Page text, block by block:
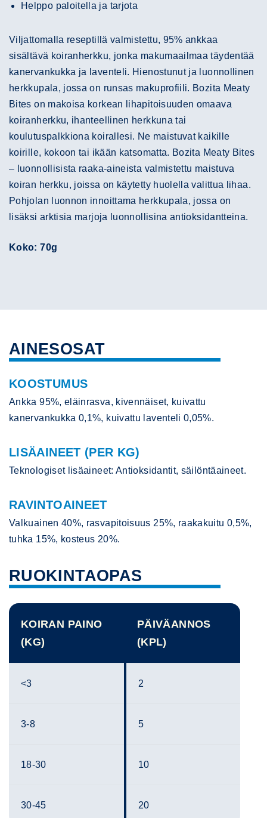
Helppo paloitella ja tarjota
Viljattomalla reseptillä valmistettu, 95% ankkaa
sisältävä koiranherkku, jonka makumaailmaa täydentää
kanervankukka ja laventeli. Hienostunut ja luonnollinen
herkkupala, jossa on runsas makuprofiili. Bozita Meaty
Bites on makoisa korkean lihapitoisuuden omaava
koiranherkku, ihanteellinen herkkuna tai
koulutuspalkkiona koirallesi. Ne maistuvat kaikille
koirille, kokoon tai ikään katsomatta. Bozita Meaty Bites
– luonnollisista raaka-aineista valmistettu maistuva
koiran herkku, joissa on käytetty huolella valittua lihaa.
Pohjolan luonnon innoittama herkkupala, jossa on
lisäksi arktisia marjoja luonnollisina antioksidantteina.
Koko: 70g
AINESOSAT
KOOSTUMUS
Ankka 95%, eläinrasva, kivennäiset, kuivattu
kanervankukka 0,1%, kuivattu laventeli 0,05%.
LISÄAINEET (PER KG)
Teknologiset lisäaineet: Antioksidantit, säilöntäaineet.
RAVINTOAINEET
Valkuainen 40%, rasvapitoisuus 25%, raakakuitu 0,5%,
tuhka 15%, kosteus 20%.
RUOKINTAOPAS
KOIRAN PAINO
(KG)
PÄIVÄANNOS
(KPL)
<3 2
3-8 5
18-30 10
30-45 20